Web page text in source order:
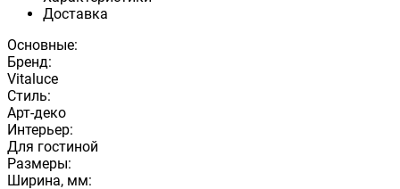
Доставка
Основные:
Бренд:
Vitaluce
Стиль:
Арт-деко
Интерьер:
Для гостиной
Размеры:
Ширина, мм: